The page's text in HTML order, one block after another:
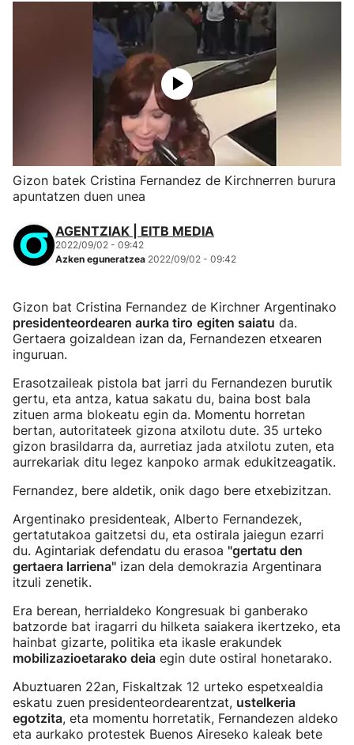
Gizon batek Cristina Fernandez de Kirchnerren burura
apuntatzen duen unea
AGENTZIAK | EITB MEDIA
2022/09/02 - 09:42
Azken eguneratzea 2022/09/02 - 09:42
Gizon bat Cristina Fernandez de Kirchner Argentinako
presidenteordearen aurka tiro egiten saiatu da.
Gertaera goizaldean izan da, Fernandezen etxearen
inguruan.
Erasotzaileak pistola bat jarri du Fernandezen burutik
gertu, eta antza, katua sakatu du, baina bost bala
zituen arma blokeatu egin da. Momentu horretan
bertan, autoritateek gizona atxilotu dute. 35 urteko
gizon brasildarra da, aurretiaz jada atxilotu zuten, eta
aurrekariak ditu legez kanpoko armak edukitzeagatik.
Fernandez, bere aldetik, onik dago bere etxebizitzan.
Argentinako presidenteak, Alberto Fernandezek,
gertatutakoa gaitzetsi du, eta ostirala jaiegun ezarri
du. Agintariak defendatu du erasoa "gertatu den
gertaera larriena" izan dela demokrazia Argentinara
itzuli zenetik.
Era berean, herrialdeko Kongresuak bi ganberako
batzorde bat iragarri du hilketa saiakera ikertzeko, eta
hainbat gizarte, politika eta ikasle erakundek
mobilizazioetarako deia egin dute ostiral honetarako.
Abuztuaren 22an, Fiskaltzak 12 urteko espetxealdia
eskatu zuen presidenteordearentzat, ustelkeria
egotzita, eta momentu horretatik, Fernandezen aldeko
eta aurkako protestek Buenos Aireseko kaleak bete